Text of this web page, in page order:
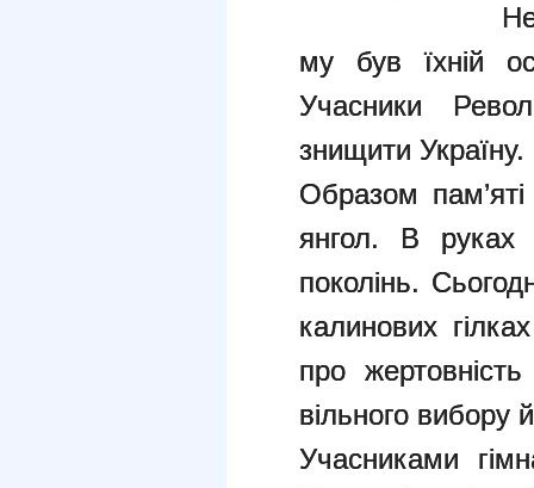
му був їхній
Учасники
знищити Україну.
Образом
янгол. В руках
поколінь.
калинових
про
вільного вибору
Учасниками